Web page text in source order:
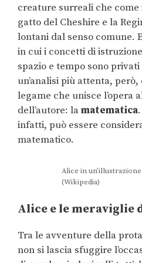
creature surreali che
gatto del Cheshire e la
lontani dal senso comune.
in cui i concetti di
spazio e tempo sono
un’analisi più attenta,
legame che unisce l’opera
dell’autore: lamatematica
infatti, può essere
matematico.
Alice in
(Wikipedia)
Alice e le meraviglie
Tra le avventure della
non si lascia sfuggire